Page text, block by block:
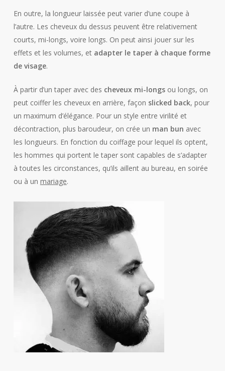
En outre, la longueur laissée peut varier d’une coupe à
l’autre. Les cheveux du dessus peuvent être relativement
courts, mi-longs, voire longs. On peut ainsi jouer sur les
effets et les volumes, et adapter le taper à chaque forme
de visage.
À partir d’un taper avec des cheveux mi-longsou longs, on
peut coiffer les cheveux en arrière, façon slicked back, pour
un maximum d’élégance. Pour un style entre virilité et
décontraction, plus baroudeur, on crée un man bun avec
les longueurs. En fonction du coiffage pour lequel ils optent,
les hommes qui portent le taper sont capables de s’adapter
à toutes les circonstances, qu’ils aillent au bureau, en soirée
ou à un mariage.